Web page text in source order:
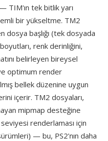
TIM'ın tek bitlik yarı
bir yükseltme. TM2
dosya başlığı (tek dosyada
renk derinliğini,
belirleyen bireysel
optimum render
bellek düzenine uygun
içerir. TM2 dosyaları,
mipmap desteğine
renderlaması için
— bu, PS2'nın daha